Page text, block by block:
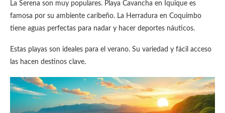
La Serena son muy populares. Playa Cavancha en Iquique es
famosa por su ambiente caribeño. La Herradura en Coquimbo
tiene aguas perfectas para nadar y hacer deportes náuticos.
Estas playas son ideales para el verano. Su variedad y fácil acceso
las hacen destinos clave.